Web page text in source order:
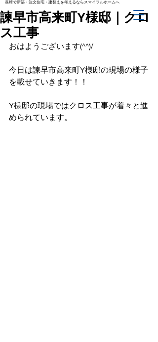
長崎で新築・注文住宅・建替えを考えるならスマイフルホームへ
諫早市高来町Y様邸｜クロ
ス工事
おはようございます(^^)/
今日は諫早市高来町Y様邸の現場の様子
を載せていきます！！
Y様邸の現場ではクロス工事が着々と進
められています。